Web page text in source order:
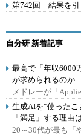
第742回 結果を引
自分研 新着記事
最高で「年収
が求められるのか
メドレーが「
生成AIを“使った
「満足」する理由
20～30代が最も「